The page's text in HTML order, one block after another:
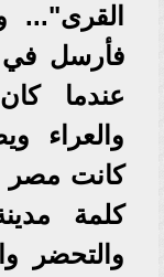
فأرسل في
عندما
والعراء
كانت مصر
كلمة
والتحضر